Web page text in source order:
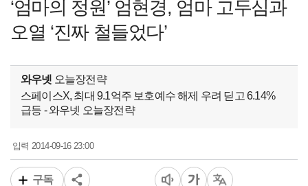
‘엄마의 정원’ 엄현경, 엄마 고두심과
오열 ‘진짜 철들었다’
와우넷 오늘장전략
스페이스X, 최대 9.1억주 보호예수 해제 우려 딛고 6.14%
급등 - 와우넷 오늘장전략
입력2014-09-16 23:00
구독